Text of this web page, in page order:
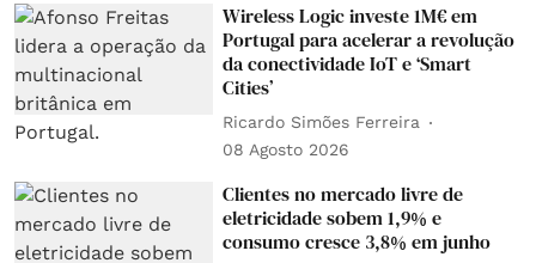
Wireless Logic investe 1M€ em
Portugal para acelerar a revolução
da conectividade IoT e ‘Smart
Cities’
Ricardo Simões Ferreira
08 Agosto 2026
Clientes no mercado livre de
eletricidade sobem 1,9% e
consumo cresce 3,8% em junho